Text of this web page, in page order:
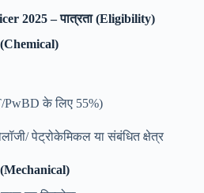
2025 – पात्रता (Eligibility)
PwBD के लिए 55%)
पेट्रोकेमिकल या संबंधित क्षेत्र